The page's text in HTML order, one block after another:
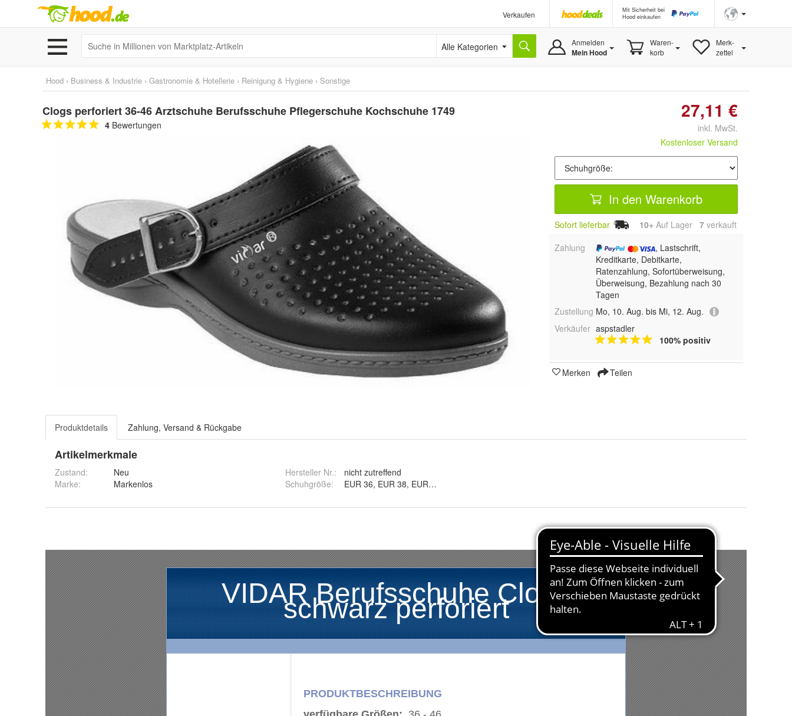
Verkaufen
Mit Sicherheit bei
Hood einkaufen
Alle Kategorien Anmelden
Mein Hood
Waren-
korb
Merk-
zettel
Hood › Business & Industrie › Gastronomie & Hotellerie › Reinigung & Hygiene › Sonstige
Clogs perforiert 36-46 Arztschuhe Berufsschuhe Pflegerschuhe Kochschuhe 1749
4 Bewertungen
27,11 €
inkl. MwSt.
Kostenloser Versand
In den Warenkorb
Sofort lieferbar 10+ Auf Lager 7 verkauft
Zahlung
, Lastschrift,
Kreditkarte, Debitkarte,
Ratenzahlung, Sofortüberweisung,
Überweisung, Bezahlung nach 30
Tagen
Zustellung Mo, 10. Aug. bis Mi, 12. Aug.
Verkäufer aspstadler
100% positiv
Merken Teilen
Produktdetails Zahlung, Versand & Rückgabe
Artikelmerkmale
Zustand:
Neu
Marke:
Markenlos
Hersteller Nr.:
nicht zutreffend
Schuhgröße: